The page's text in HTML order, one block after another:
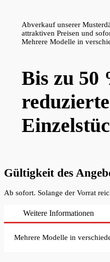
Abverkauf unserer
attraktiven Preisen und
Mehrere Modelle in
Bis zu 50
reduzierte
Gültigkeit des
Ab sofort. Solange der Vorrat
Weitere Informationen
Mehrere Modelle in